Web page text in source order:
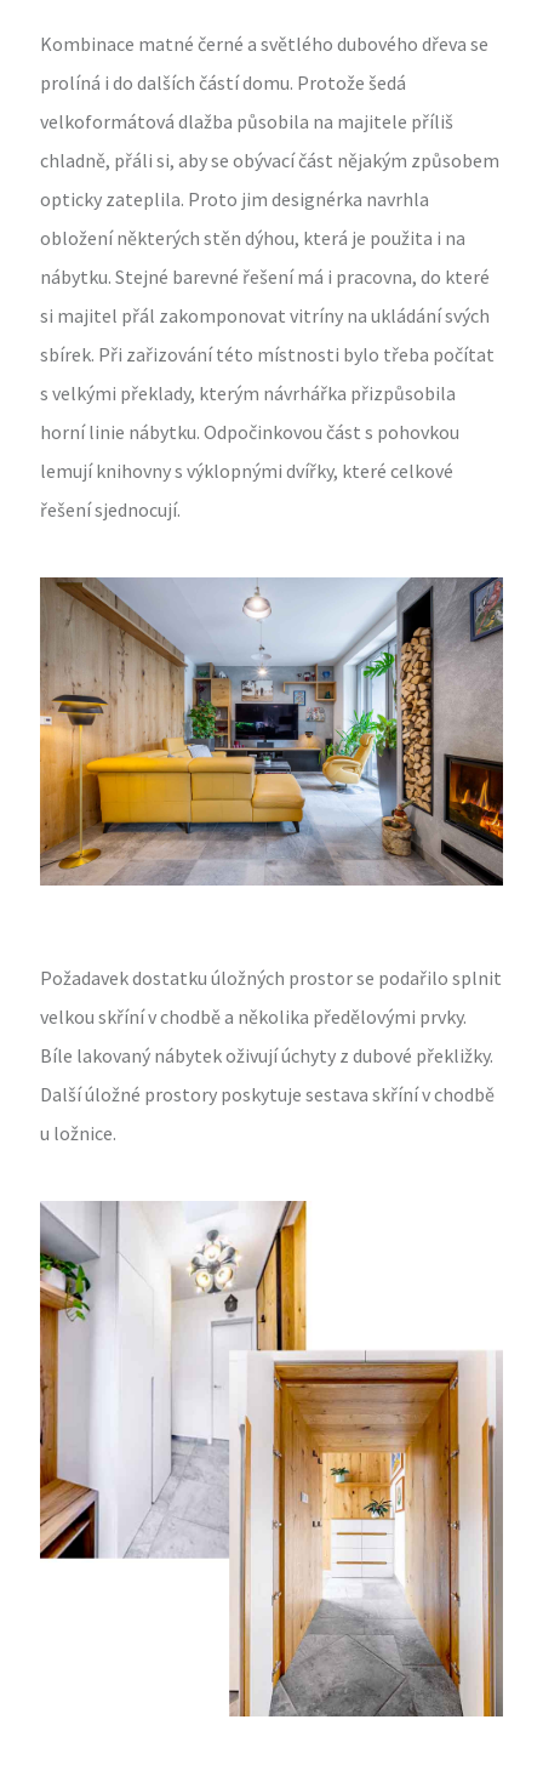
Kombinace matné černé a světlého dubového dřeva se
prolíná i do dalších částí domu. Protože šedá
velkoformátová dlažba působila na majitele příliš
chladně, přáli si, aby se obývací část nějakým způsobem
opticky zateplila. Proto jim designérka navrhla
obložení některých stěn dýhou, která je použita i na
nábytku. Stejné barevné řešení má i pracovna, do které
si majitel přál zakomponovat vitríny na ukládání svých
sbírek. Při zařizování této místnosti bylo třeba počítat
s velkými překlady, kterým návrhářka přizpůsobila
horní linie nábytku. Odpočinkovou část s pohovkou
lemují knihovny s výklopnými dvířky, které celkové
řešení sjednocují.
Požadavek dostatku úložných prostor se podařilo splnit
velkou skříní v chodbě a několika předělovými prvky.
Bíle lakovaný nábytek oživují úchyty z dubové překližky.
Další úložné prostory poskytuje sestava skříní v chodbě
u ložnice.